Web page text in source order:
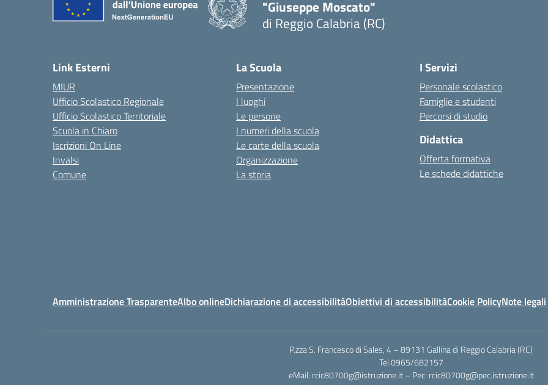
"Giuseppe Moscato"
di Reggio Calabria (RC)
Link Esterni
MIUR
Ufficio Scolastico Regionale
Ufficio Scolastico Territoriale
Scuola in Chiaro
Iscrizioni On Line
Invalsi
Comune
La Scuola
Presentazione
I luoghi
Le persone
I numeri della scuola
Le carte della scuola
Organizzazione
La storia
I Servizi
Personale scolastico
Famiglie e studenti
Percorsi di studio
Didattica
Offerta formativa
Le schede didattiche
Amministrazione TrasparenteAlbo onlineDichiarazione di accessibilitàObiettivi di accessibilitàCookie PolicyNote legali
P.zza S. Francesco di Sales, 4 – 89131 Gallina di Reggio Calabria (RC)
Tel.0965/682157
eMail: rcic80700g@istruzione.it – Pec: rcic80700g@pec.istruzione.it